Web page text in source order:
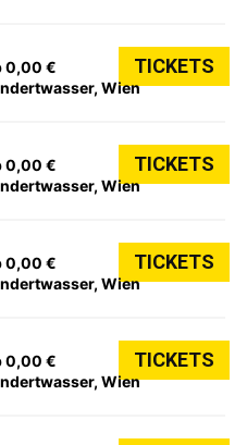
Wien
0,00 € TICKETS
Wien
0,00 € TICKETS
Wien
0,00 € TICKETS
Wien
0,00 € TICKETS